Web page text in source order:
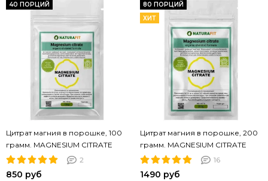
40 ПОРЦИЙ
Цитрат магния в порошке, 100
грамм. MAGNESIUM CITRATE
NATURAFIT 100g. PREMIUM.
Растворимый
2
850 руб
80 ПОРЦИЙ
ХИТ
Цитрат магния в порошке, 200
грамм. MAGNESIUM CITRATE
NATURAFIT 200g. PREMIUM.
Растворимый
16
1490 руб